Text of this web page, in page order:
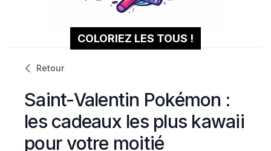
COLORIEZ LES TOUS !
Retour
Saint-Valentin Pokémon :
les cadeaux les plus kawaii
pour votre moitié